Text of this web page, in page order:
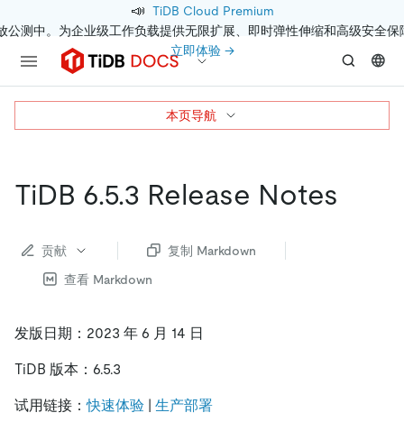
📣 TiDB Cloud Premium
公测中。为企业级工作负载提供无限扩展、即时弹性伸缩和高级安全保
立即体验 →
TiDB 6.5.3 Release Notes
贡献
复制 Markdown
查看 Markdown
发版日期：2023 年 6 月 14 日
TiDB 版本：6.5.3
试用链接：快速体验 | 生产部署
本页导航